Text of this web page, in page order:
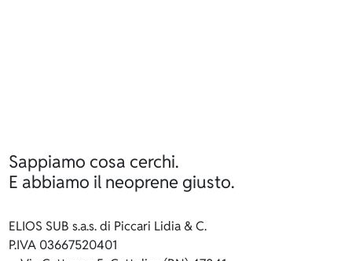
Sappiamo cosa cerchi.
E abbiamo il neoprene giusto.
ELIOS SUB s.a.s. di Piccari Lidia & C.
P.IVA 03667520401